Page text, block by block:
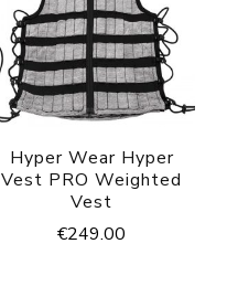
Hyper Wear Hyper
Vest PRO Weighted
Vest
€249.00